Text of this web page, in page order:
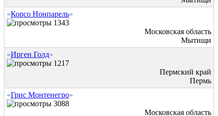
«Корсо Нонпарель»
1343
Московская область
Мытищи
«Ирген Голд»
1217
Пермский край
Пермь
«Грис Монтенегро»
3088
Московская область